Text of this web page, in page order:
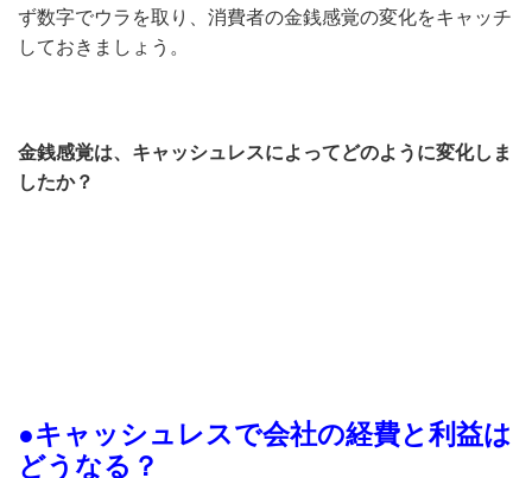
ず数字でウラを取り、消費者の金銭感覚の変化をキャッチ
しておきましょう。
金銭感覚は、キャッシュレスによってどのように変化しま
したか？
●キャッシュレスで会社の経費と利益は
どうなる？